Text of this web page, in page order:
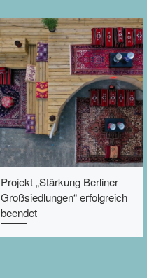
Projekt „Stärkung Berliner
Großsiedlungen“ erfolgreich
beendet